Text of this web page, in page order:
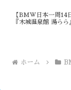
【BMW日本一周14
『木城温泉館 湯ら
ホーム